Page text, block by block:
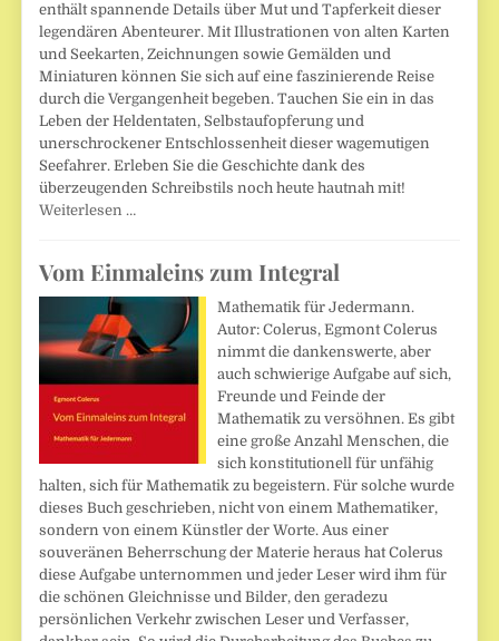
enthält spannende Details über Mut und Tapferkeit dieser
legendären Abenteurer. Mit Illustrationen von alten Karten
und Seekarten, Zeichnungen sowie Gemälden und
Miniaturen können Sie sich auf eine faszinierende Reise
durch die Vergangenheit begeben. Tauchen Sie ein in das
Leben der Heldentaten, Selbstaufopferung und
unerschrockener Entschlossenheit dieser wagemutigen
Seefahrer. Erleben Sie die Geschichte dank des
überzeugenden Schreibstils noch heute hautnah mit!
Weiterlesen …
Vom Einmaleins zum Integral
Mathematik für Jedermann.
Autor: Colerus, Egmont Colerus
nimmt die dankenswerte, aber
auch schwierige Aufgabe auf sich,
Freunde und Feinde der
Mathematik zu versöhnen. Es gibt
eine große Anzahl Menschen, die
sich konstitutionell für unfähig
halten, sich für Mathematik zu begeistern. Für solche wurde
dieses Buch geschrieben, nicht von einem Mathematiker,
sondern von einem Künstler der Worte. Aus einer
souveränen Beherrschung der Materie heraus hat Colerus
diese Aufgabe unternommen und jeder Leser wird ihm für
die schönen Gleichnisse und Bilder, den geradezu
persönlichen Verkehr zwischen Leser und Verfasser,